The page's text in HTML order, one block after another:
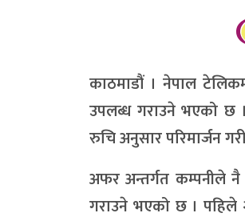
काठमाडौं । नेपाल
उपलब्ध गराउने भएको छ
रुचि अनुसार परिमार्जन
अफर अन्तर्गत कम्पनीले
गराउने भएको छ । पहिले